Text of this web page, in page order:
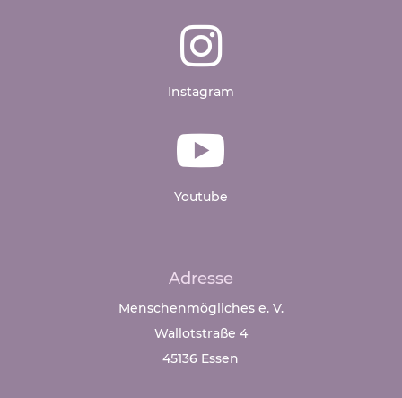

Instagram

Youtube
Adresse
Menschenmögliches e. V.
Wallotstraße 4
45136 Essen